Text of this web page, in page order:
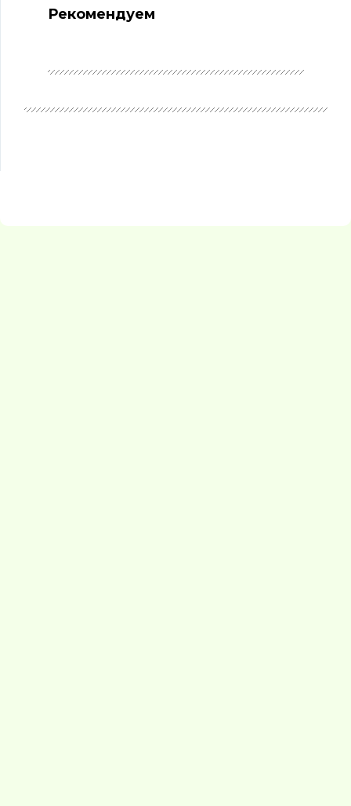
Рекомендуем